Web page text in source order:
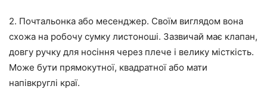
2. Почтальонка або месенджер. Своїм виглядом вона
схожа на робочу сумку листоноші. Зазвичай має клапан,
довгу ручку для носіння через плече і велику місткість.
Може бути прямокутної, квадратної або мати
напівкруглі краї.